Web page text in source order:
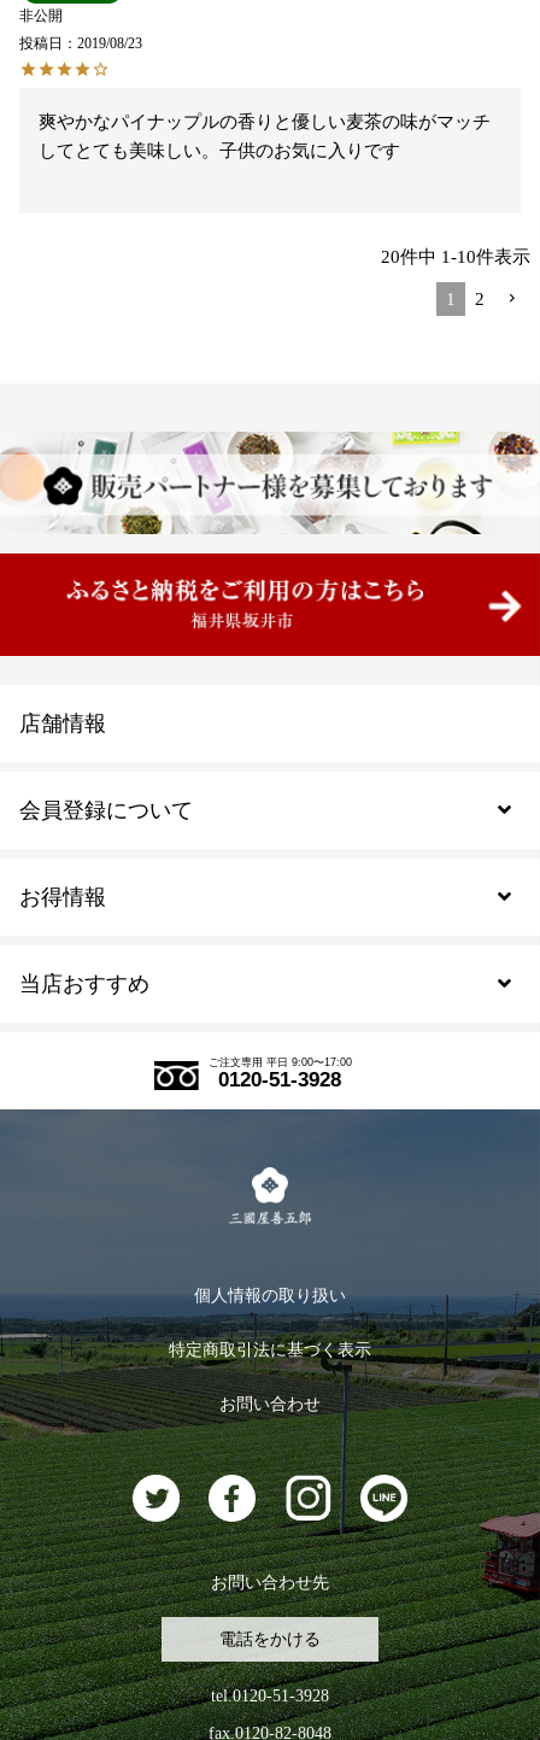
非公開
投稿日
2019/08/23
爽やかなパイナップルの香りと優しい麦茶の味がマッチ
してとても美味しい。子供のお気に入りです
20件中 1-10件表示
1 2
当店おすすめ
式部の香りシリーズ
お茶のギフト
おすすめのお茶
お茶に合うスイーツ
お得情報
会員登録について
会員規約について
ログイン
ログアウト
店舗情報
ご注文専用 平日 9:00〜17:00
0120-51-3928
個人情報の取り扱い
特定商取引法に基づく表示
お問い合わせ
お問い合わせ先
電話をかける
tel.0120-51-3928
fax.0120-82-8048